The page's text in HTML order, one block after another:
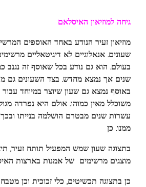
גיחה למוזיאון האיסלאם
מוזיאון זעיר הנודע באחד האוספים
שעונים. אנאלוגיים לא דיגיטאליים
בעולם. הוא גם נודע בכל שאוסף זה נגנב
שנים אך נמצא מחדש. בצד השעונים גם
באוסף נמצא גם שעון שיוצר במיוחד
משוכלל מאין כמוהו. אולם היא נפרדה
עשרות שנים מבטרם הושלמה בנייתו
ממנו. כן
בתצוגה שעון שמש המפעיל תותח זעיר,
מוצגים מרשימים של אמנות בארצות
כן בתצוגה תכשיטים, כלי זכוכית וכן